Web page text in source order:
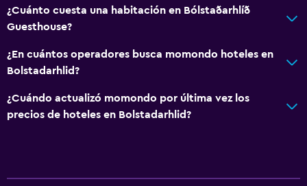
¿Cuánto cuesta una habitación en Bólstaðarhlíð
Guesthouse?
¿En cuántos operadores busca momondo hoteles en
Bolstadarhlid?
¿Cuándo actualizó momondo por última vez los
precios de hoteles en Bolstadarhlid?